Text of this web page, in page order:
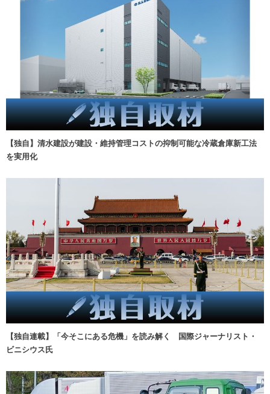
【独自】清水建設が建設・維持管理コストの抑制可能な冷蔵倉庫新工法
を実用化
【独自連載】「今そこにある危機」を読み解く 国際ジャーナリスト・
ビニシウス氏